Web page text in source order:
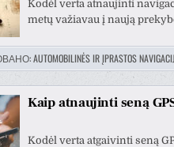
Kodėl verta atnaujinti
metų važiavau į naują
AUTOMOBILINĖS IR ĮPRASTOS
Kaip atnaujinti seną
Kodėl verta atgaivinti seną